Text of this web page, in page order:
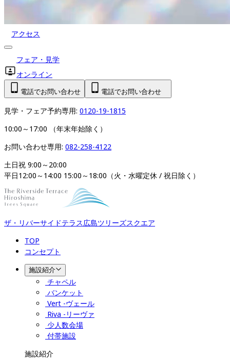
アクセス
フェア・見学
オンライン
電話でお問い合わせ 電話でお問い合わせ
見学・フェア予約専用: 0120-19-1815
10:00～17:00 （年末年始除く）
お問い合わせ専用: 082-258-4122
土日祝 9:00～20:00
平日12:00～14:00 15:00～18:00（火・水曜定休 / 祝日除く）
ザ・リバーサイドテラス広島ツリーズスクエア​​​​​​​
TOP
コンセプト
施設紹介
チャペル
バンケット
Vert -ヴェール
Riva -リーヴァ
少人数会場
付帯施設
施設紹介